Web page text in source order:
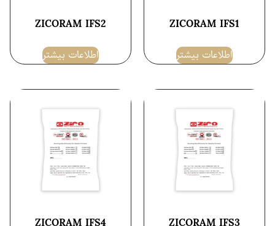
ZICORAM IFS1
اطلاعات بیشتر
ZICORAM IFS2
اطلاعات بیشتر